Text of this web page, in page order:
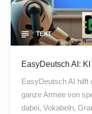
TEXT
EasyDeutsch AI:
EasyDeutsch AI hilft
ganze Armee von
dabei, Vokabeln,